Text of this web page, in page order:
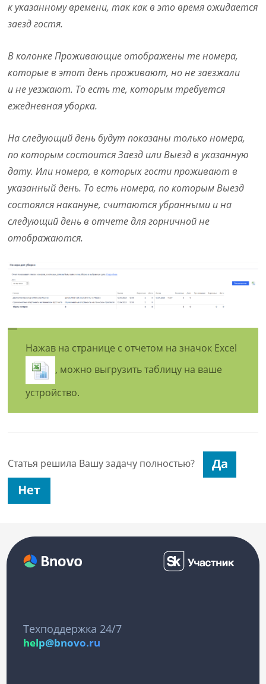
к указанному времени, так как в это время ожидается
заезд гостя.
В колонке Проживающие отображены те номера,
которые в этот день проживают, но не заезжали
и не уезжают. То есть те, которым требуется
ежедневная уборка.
На следующий день будут показаны только номера,
по которым состоится Заезд или Выезд в указанную
дату. Или номера, в которых гости проживают в
указанный день. То есть номера, по которым Выезд
состоялся накануне, считаются убранными и на
следующий день в отчете для горничной не
отображаются.
Нажав на странице с отчетом на значок Excel
, можно выгрузить таблицу на ваше
устройство.
Статья решила Вашу задачу полностью?
Техподдержка 24/7
help@bnovo.ru